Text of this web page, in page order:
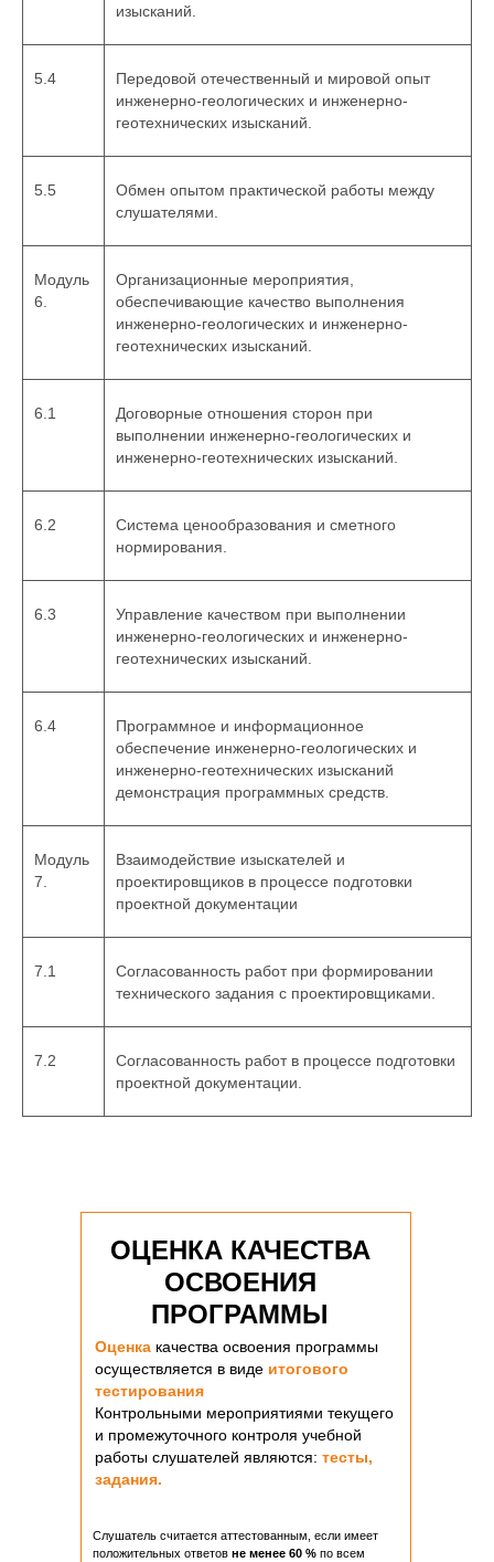
изысканий.
5.4
Передовой отечественный и мировой опыт
инженерно-геологических и инженерно-
геотехнических изысканий.
5.5
Обмен опытом практической работы между
слушателями.
Модуль
6.
Организационные мероприятия,
обеспечивающие качество выполнения
инженерно-геологических и инженерно-
геотехнических изысканий.
6.1
Договорные отношения сторон при
выполнении инженерно-геологических и
инженерно-геотехнических изысканий.
6.2
Система ценообразования и сметного
нормирования.
6.3
Управление качеством при выполнении
инженерно-геологических и инженерно-
геотехнических изысканий.
6.4
Программное и информационное
обеспечение инженерно-геологических и
инженерно-геотехнических изысканий
демонстрация программных средств.
Модуль
7.
Взаимодействие изыскателей и
проектировщиков в процессе подготовки
проектной документации
7.1
Согласованность работ при формировании
технического задания с проектировщиками.
7.2
Согласованность работ в процессе подготовки
проектной документации.
Оценка качества освоения программы
осуществляется в виде итогового
тестирования
Контрольными мероприятиями текущего
и промежуточного контроля учебной
работы слушателей являются: тесты,
задания.
Слушатель считается аттестованным, если имеет
положительных ответов не менее 60 % по всем
ОЦЕНКА КАЧЕСТВА
ОСВОЕНИЯ
ПРОГРАММЫ